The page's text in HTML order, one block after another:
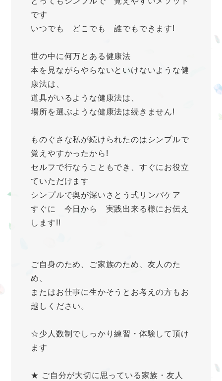
です
いつでも どこでも 誰でもできます!
世の中に何万とある健康法
本を見ながらやらないといけないような健
康法は、
道具がいるような健康法は、
場所を選ぶような健康法は続きません!
ものぐさな私が続けられたのはシンプルで
覚えやすかったから!
セルフで行なうこともでき、すぐにお役立
ていただけます
シンプルで奥が深いさとう式リンパケア
すぐに 今日から 実践出来る様にお伝え
します!!
ご自身のため、ご家族のため、友人のた
め、
またはお仕事に生かそうとお考えの方もお
越しください。
☆少人数制でしっかり練習・体験して頂け
ます
★ ご自分が大切に思っている家族・友人